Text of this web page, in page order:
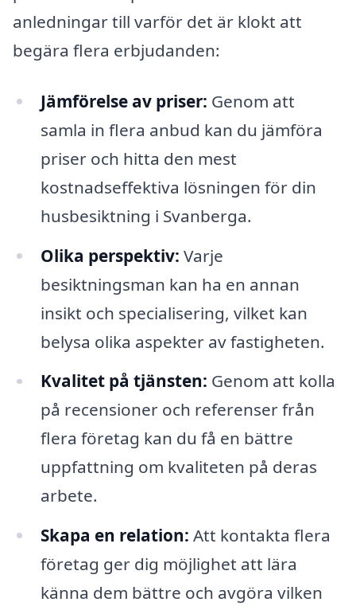
anledningar till varför det är klokt att
begära flera erbjudanden:
Jämförelse av priser: Genom att
samla in flera anbud kan du jämföra
priser och hitta den mest
kostnadseffektiva lösningen för din
husbesiktning i Svanberga.
Olika perspektiv: Varje
besiktningsman kan ha en annan
insikt och specialisering, vilket kan
belysa olika aspekter av fastigheten.
Kvalitet på tjänsten: Genom att kolla
på recensioner och referenser från
flera företag kan du få en bättre
uppfattning om kvaliteten på deras
arbete.
Skapa en relation: Att kontakta flera
företag ger dig möjlighet att lära
känna dem bättre och avgöra vilken